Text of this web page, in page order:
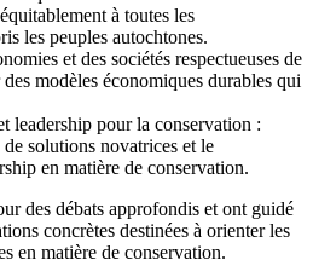
à toutes les
les peuples autochtones.
et des sociétés respectueuses de
modèles économiques durables qui
leadership pour la conservation :
solutions novatrices et le
en matière de conservation.
des débats approfondis et ont guidé
concrètes destinées à orienter les
en matière de conservation.